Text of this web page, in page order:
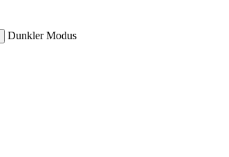
Dunkler Modus